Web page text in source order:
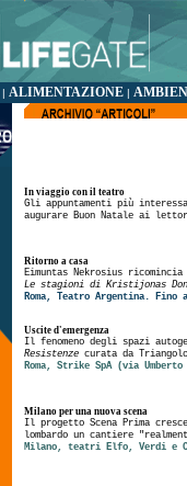
| ALIMENTAZIONE |
In viaggio con il teatro
Gli appuntamenti più
augurare Buon Natale ai
Ritorno a casa
Eimuntas Nekrosius
Le stagioni di Kristijonas
Roma, Teatro Argentina.
Uscite d'emergenza
Il fenomeno degli spazi
Resistenze curata da
Roma, Strike SpA (via
Milano per una nuova scena
Il progetto Scena Prima
lombardo un cantiere
Milano, teatri Elfo, Verdi e